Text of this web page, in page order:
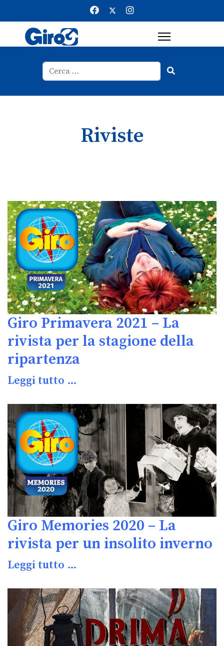
Riviste
Giro Primavera 2021 – La
rivista per la stagione della
ripartenza
Leggi tutto …
Giro Memories 2020 – La
rivista per un insolito inverno
Leggi tutto …